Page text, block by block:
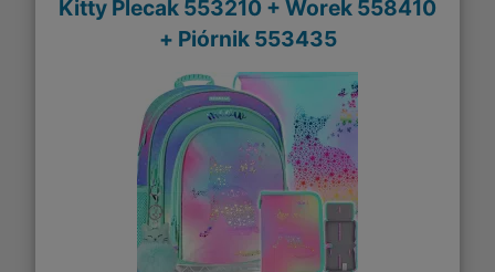
Kitty Plecak 553210 + Worek 558410
+ Piórnik 553435